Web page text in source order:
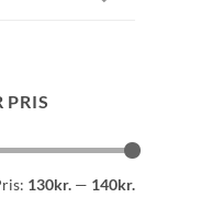
PRIS
130kr. — 140kr.